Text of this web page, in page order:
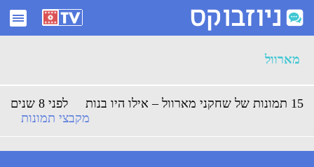
ארכיון מארוול - ניוזבוקס
מארוול
15 תמונות של שחקני מארוול – אילו היו בנות
לפני 8 שנים
מקבצי תמונות